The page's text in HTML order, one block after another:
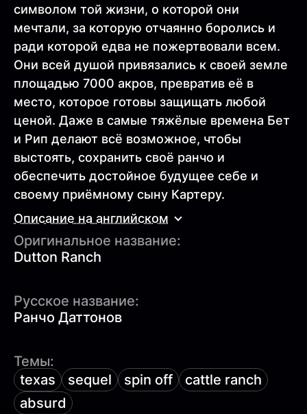
символом той жизни, о которой они
мечтали, за которую отчаянно боролись и
ради которой едва не пожертвовали всем.
Они всей душой привязались к своей земле
площадью 7000 акров, превратив её в
место, которое готовы защищать любой
ценой. Даже в самые тяжёлые времена Бет
и Рип делают всё возможное, чтобы
выстоять, сохранить своё ранчо и
обеспечить достойное будущее себе и
своему приёмному сыну Картеру.
Описание на английском
Оригинальное название:
Dutton Ranch
Русское название:
Ранчо Даттонов
Темы:
texas
sequel spin off
cattle ranch
absurd